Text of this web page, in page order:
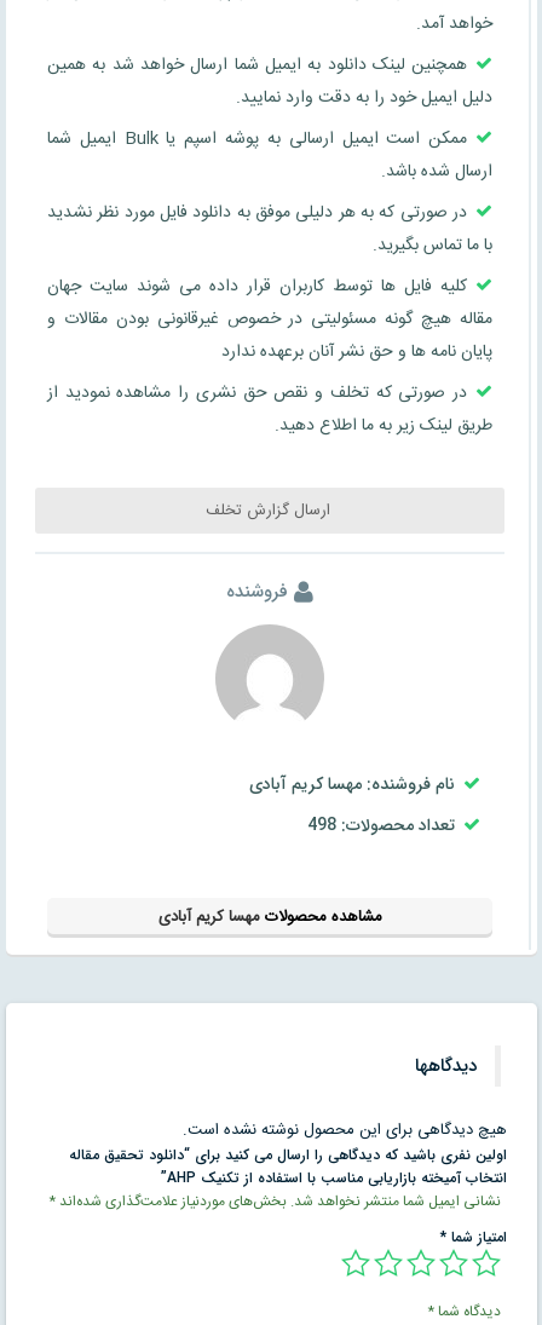
خواهد آمد.
همچنین لینک دانلود به ایمیل شما ارسال خواهد شد به همین
دلیل ایمیل خود را به دقت وارد نمایید.
ممکن است ایمیل ارسالی به پوشه اسپم یا Bulk ایمیل شما
ارسال شده باشد.
در صورتی که به هر دلیلی موفق به دانلود فایل مورد نظر نشدید
با ما تماس بگیرید.
کلیه فایل ها توسط کاربران قرار داده می شوند سایت جهان
مقاله هیچ گونه مسئولیتی در خصوص غیرقانونی بودن مقالات و
پایان نامه ها و حق نشر آنان برعهده ندارد
در صورتی که تخلف و نقص حق نشری را مشاهده نمودید از
طریق لینک زیر به ما اطلاع دهید.
ارسال گزارش تخلف
فروشنده
نام فروشنده: مهسا کریم آبادی
تعداد محصولات: 498
مشاهده محصولاتمهسا کریم آبادی
دیدگاهها
هیچ دیدگاهی برای این محصول نوشته نشده است.
اولین نفری باشید که دیدگاهی را ارسال می کنید برای “دانلود تحقیق مقاله
انتخاب آمیخته بازاریابی مناسب با استفاده از تکنیک AHP”
نشانی ایمیل شما منتشر نخواهد شد. بخش‌های موردنیاز علامت‌گذاری شده‌اند*
امتیاز شما*
دیدگاه شما*